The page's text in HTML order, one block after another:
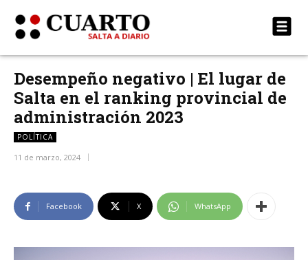
Desempeño negativo | El lugar de
Salta en el ranking provincial de
administración 2023
POLÍTICA
11 de marzo, 2024
Facebook X WhatsApp